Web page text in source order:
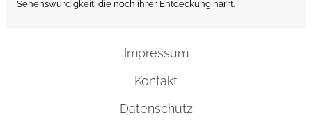
Sehenswürdigkeit, die noch ihrer Entdeckung harrt.
Impressum
Kontakt
Datenschutz